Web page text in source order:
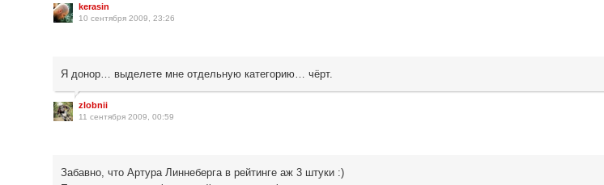
kerasin
10 сентября 2009, 23:26
Я донор… выделете мне отдельную категорию… чёрт.
zlobnii
11 сентября 2009, 00:59
Забавно, что Артура Линнеберга в рейтинге аж 3 штуки :)